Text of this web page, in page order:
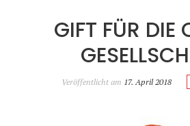
GIFT FÜR DIE
Veröffentlicht am 17. April 2018